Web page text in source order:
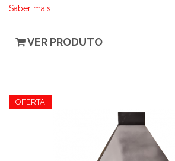
Saber mais...
VER PRODUTO
OFERTA